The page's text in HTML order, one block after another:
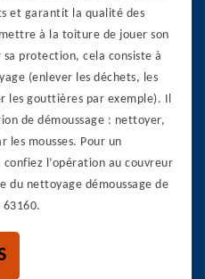
et garantit la qualité des
à la toiture de jouer son
protection, cela consiste à
(enlever les déchets, les
les gouttières par exemple). Il
de démoussage : nettoyer,
les mousses. Pour un
l’opération au couvreur
du nettoyage démoussage de